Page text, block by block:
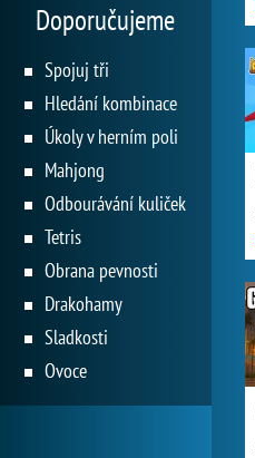
Doporučujeme
Spojuj tři
Hledání kombinace
Úkoly v herním poli
Mahjong
Odbourávání kuliček
Tetris
Obrana pevnosti
Drakohamy
Sladkosti
Ovoce